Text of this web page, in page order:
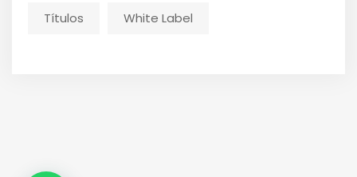
Títulos White Label